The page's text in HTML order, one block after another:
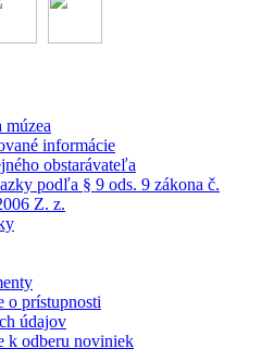
informácie
obstarávateľa
podľa § 9 ods. 9 zákona č.
Z. z.
o prístupnosti
údajov
k odberu noviniek